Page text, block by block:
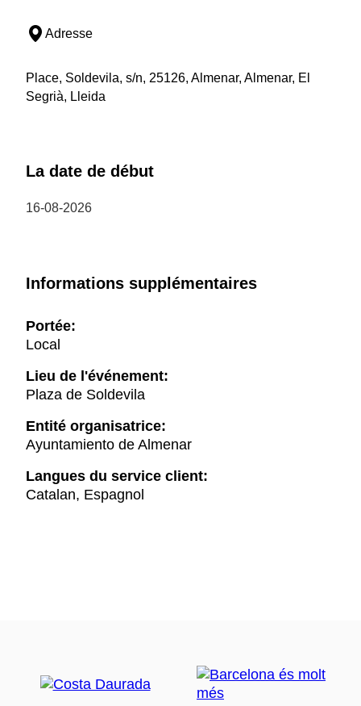
Adresse
Place, Soldevila, s/n, 25126, Almenar, Almenar, El
Segrià, Lleida
La date de début
16-08-2026
Informations supplémentaires
Portée:
Local
Lieu de l'événement:
Plaza de Soldevila
Entité organisatrice:
Ayuntamiento de Almenar
Langues du service client:
Catalan, Espagnol